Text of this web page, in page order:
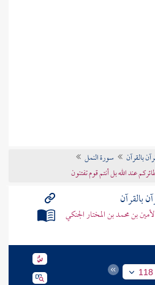
بالقرآن
سورة النمل
عند الله بل أنتم قوم تفتنون
بالقرآن
بن محمد بن المختار الجنكي
118